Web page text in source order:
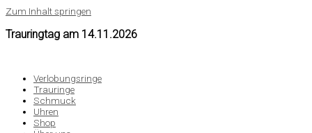
Zum Inhalt springen
Trauringtag am 14.11.2026
Verlobungsringe
Trauringe
Schmuck
Uhren
Shop